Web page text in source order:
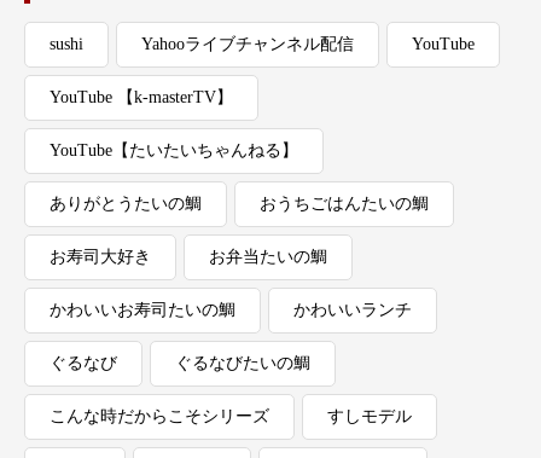
sushi Yahooライブチャンネル配信 YouTube
YouTube 【k-masterTV】
YouTube【たいたいちゃんねる】
ありがとうたいの鯛 おうちごはんたいの鯛
お寿司大好き お弁当たいの鯛
かわいいお寿司たいの鯛 かわいいランチ
ぐるなび ぐるなびたいの鯛
こんな時だからこそシリーズ すしモデル